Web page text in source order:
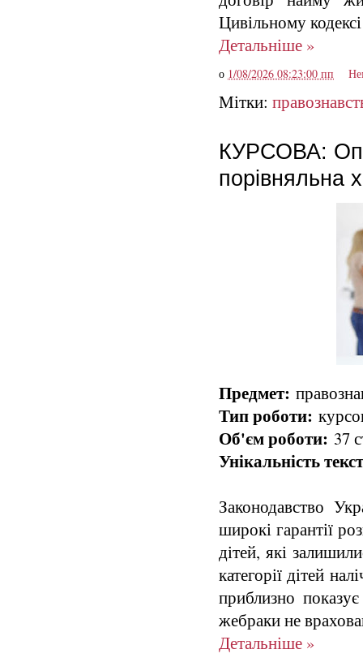
Цивільному
Детальніше »
о 1/08/2026 08:23:00 пп
Мітки:
КУРСОВА:
порівняльна
Предмет:
Тип роботи:
Об'єм роботи: 37
Унікальність
Законодавство
широкі гарантії
дітей, які
категорії дітей
приблизно
жебраки не
Детальніше »